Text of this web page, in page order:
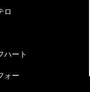
ロ
ハート
ォー